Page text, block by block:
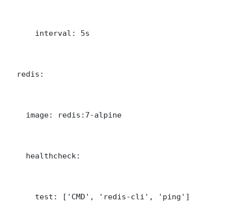
      interval: 5s
  redis:
    image: redis:7-alpine
    healthcheck:
      test: ['CMD', 'redis-cli', 'ping']